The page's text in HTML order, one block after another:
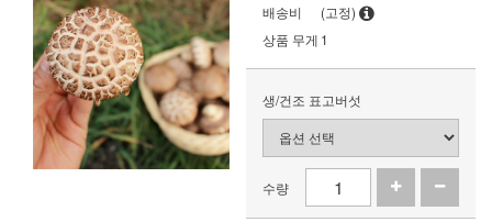
배송비
(고정)
상품 무게 1
생/건조 표고버섯
수량